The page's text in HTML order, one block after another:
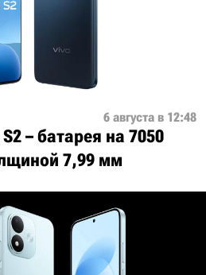
6 августа в 12:48
– батарея на 7050
7,99 мм